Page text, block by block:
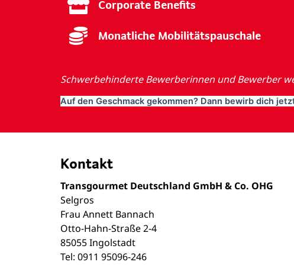
Corporate Benefits
Monatliche Mobilitätspauschale
Schwerbehinderte Bewerberinnen und Bewerber
Auf den Geschmack gekommen? Dann bewirb dich
Kontakt
Transgourmet Deutschland GmbH & Co. OHG
Selgros
Frau Annett Bannach
Otto-Hahn-Straße 2-4
85055 Ingolstadt
Tel: 0911 95096-246